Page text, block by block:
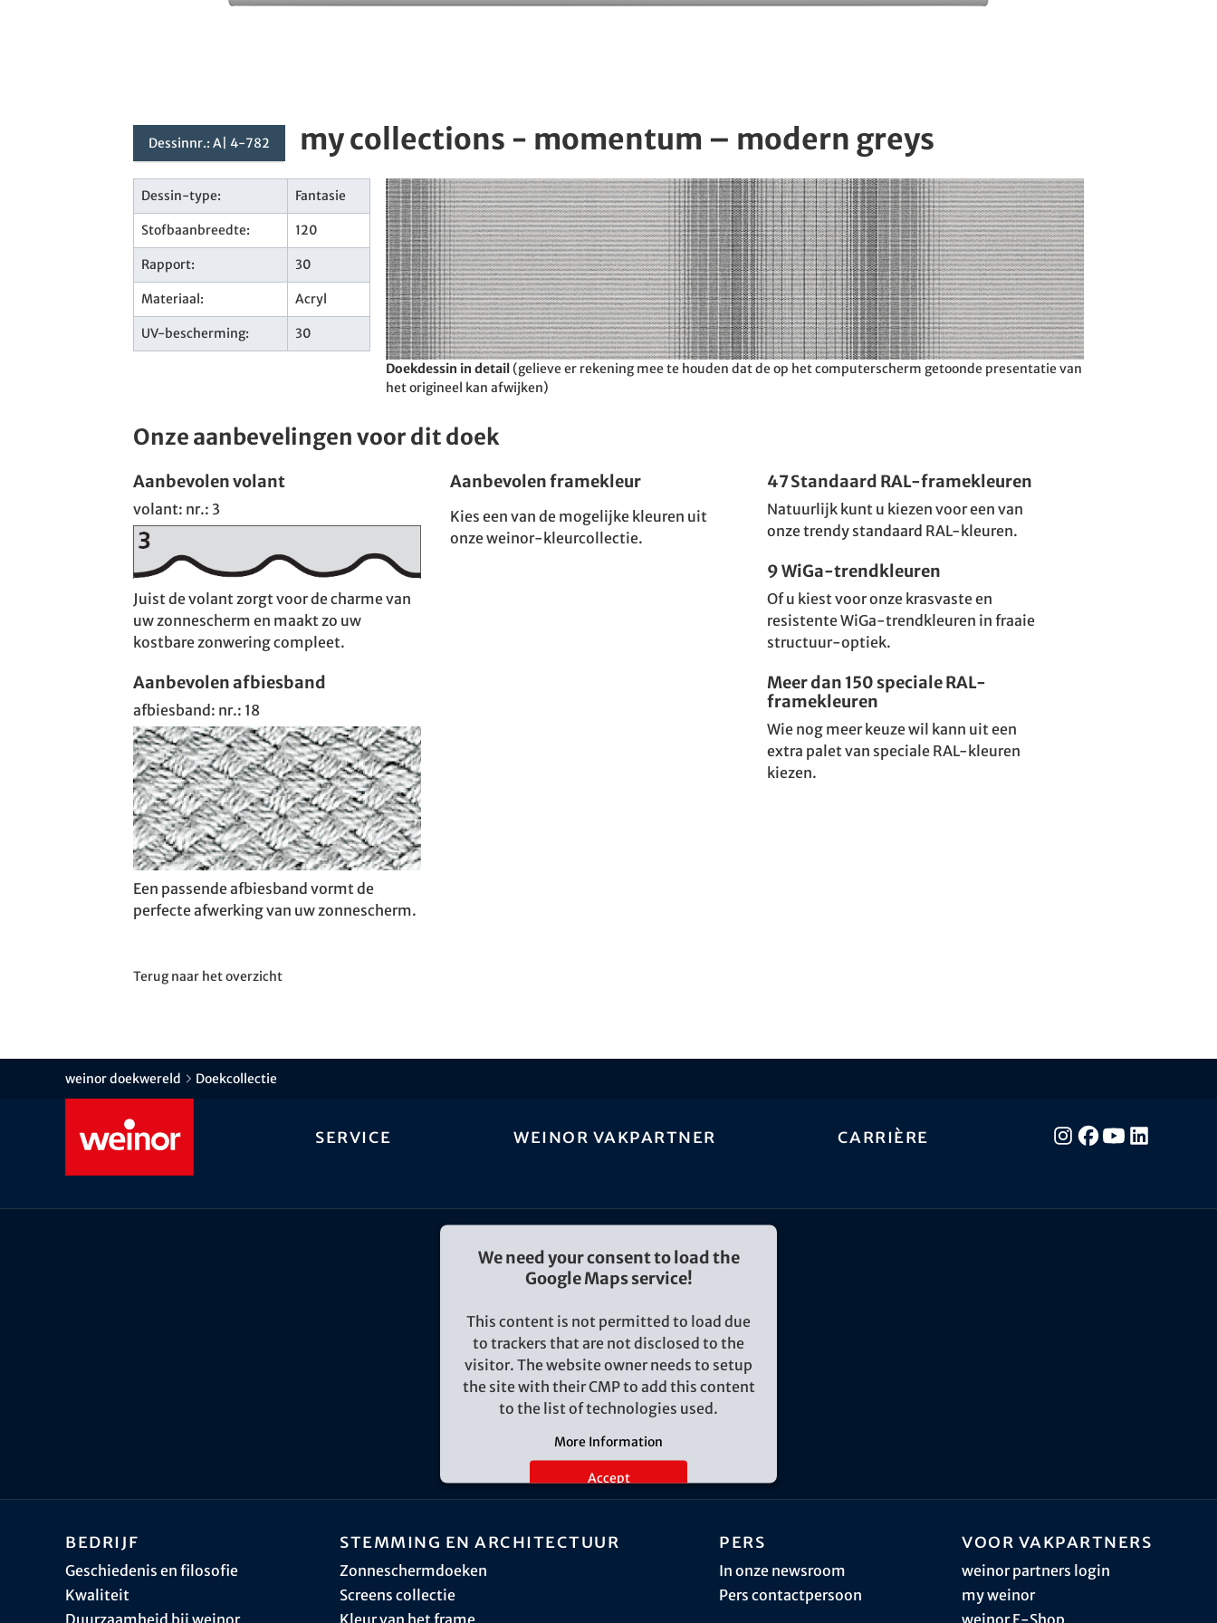
Dessinnr.: A| 4-782 my collections - momentum – modern greys
Dessin-type: Fantasie
Stofbaanbreedte: 120
Rapport: 30
Materiaal: Acryl
UV-bescherming: 30
Doekdessin in detail(gelieve er rekening mee te houden dat de op het computerscherm getoonde presentatie van
het origineel kan afwijken)
Onze aanbevelingen voor dit doek
Aanbevolen volant
volant: nr.: 3
Juist de volant zorgt voor de charme van
uw zonnescherm en maakt zo uw
kostbare zonwering compleet.
Aanbevolen afbiesband
afbiesband: nr.: 18
Een passende afbiesband vormt de
perfecte afwerking van uw zonnescherm.
Aanbevolen framekleur
Kies een van de mogelijke kleuren uit
onze weinor-kleurcollectie.
47 Standaard RAL-framekleuren
Natuurlijk kunt u kiezen voor een van
onze trendy standaard RAL-kleuren.
9 WiGa-trendkleuren
Of u kiest voor onze krasvaste en
resistente WiGa-trendkleuren in fraaie
structuur-optiek.
Meer dan 150 speciale RAL-
framekleuren
Wie nog meer keuze wil kann uit een
extra palet van speciale RAL-kleuren
kiezen.
Terug naar het overzicht
weinor doekwereld Doekcollectie
Service weinor vakpartner Carrière
Bedrijf
Geschiedenis en filosofie
Kwaliteit
Duurzaamheid bij weinor
Stemming en architectuur
Zonneschermdoeken
Screens collectie
Kleur van het frame
Pers
In onze newsroom
Pers contactpersoon
Voor vakpartners
weinor partners login
my weinor
weinor E-Shop
We need your consent to load the
Google Maps service!
This content is not permitted to load due
to trackers that are not disclosed to the
visitor. The website owner needs to setup
the site with their CMP to add this content
to the list of technologies used.
More Information
Accept